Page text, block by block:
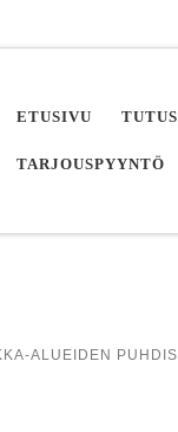
ETUSIVU
TARJOUSPYYNTÖ
ALUEIDEN